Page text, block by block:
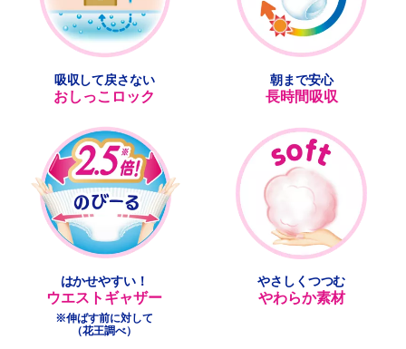
吸収して戻さない
おしっこロック
朝まで安心
長時間吸収
はかせやすい！
ウエストギャザー
※伸ばす前に対して
（花王調べ）
やさしくつつむ
やわらか素材